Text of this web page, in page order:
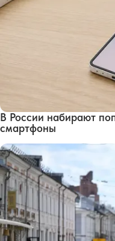
В России набирают
смартфоны